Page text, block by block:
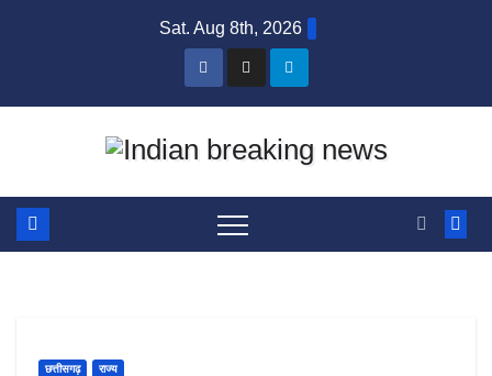
Sat. Aug 8th, 2026
छत्तीसगढ़ राज्य